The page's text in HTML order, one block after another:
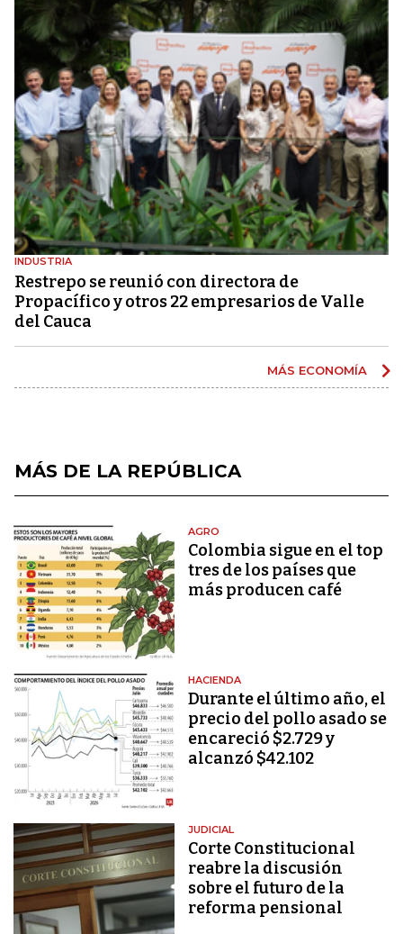
INDUSTRIA
Restrepo se reunió con directora de
Propacífico y otros 22 empresarios de Valle
del Cauca
MÁS ECONOMÍA
MÁS DE LA REPÚBLICA
AGRO
Colombia sigue en el top
tres de los países que
más producen café
HACIENDA
Durante el último año, el
precio del pollo asado se
encareció $2.729 y
alcanzó $42.102
JUDICIAL
Corte Constitucional
reabre la discusión
sobre el futuro de la
reforma pensional